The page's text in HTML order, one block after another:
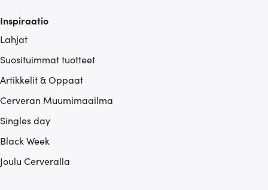
Inspiraatio
Lahjat
Suosituimmat tuotteet
Artikkelit & Oppaat
Cerveran Muumimaailma
Singles day
Black Week
Joulu Cerveralla